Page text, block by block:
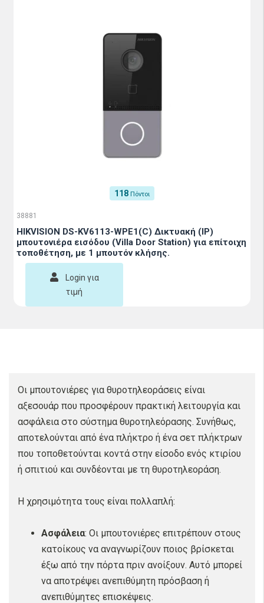
118 Πόντοι
38881
HIKVISION DS-KV6113-WPE1(C) Δικτυακή (IP)
μπουτονιέρα εισόδου (Villa Door Station) για επίτοιχη
τοποθέτηση, με 1 μπουτόν κλήσης.
Login για
τιμή
Οι μπουτονιέρες για θυροτηλεοράσεις είναι
αξεσουάρ που προσφέρουν πρακτική λειτουργία και
ασφάλεια στο σύστημα θυροτηλεόρασης. Συνήθως,
αποτελούνται από ένα πλήκτρο ή ένα σετ πλήκτρων
που τοποθετούνται κοντά στην είσοδο ενός κτιρίου
ή σπιτιού και συνδέονται με τη θυροτηλεοράση.
Η χρησιμότητα τους είναι πολλαπλή:
Ασφάλεια: Οι μπουτονιέρες επιτρέπουν στους
κατοίκους να αναγνωρίζουν ποιος βρίσκεται
έξω από την πόρτα πριν ανοίξουν. Αυτό μπορεί
να αποτρέψει ανεπιθύμητη πρόσβαση ή
ανεπιθύμητες επισκέψεις.